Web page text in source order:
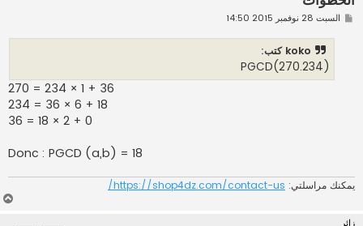
مالسبت 28 نوفمبر 2015 14:50
koko كتب:
(PGCD(270.234
270 = 234 × 1 + 36
234 = 36 × 6 + 18
36 = 18 × 2 + 0
Donc : PGCD (a,b) = 18
يمكنك مراسلتي: https://shop4dz.com/contact-us/
زائر